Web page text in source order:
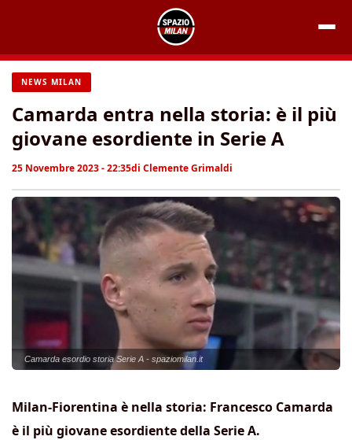
contenuto
NEWS MILAN
Camarda entra nella storia: è il più
giovane esordiente in Serie A
25 Novembre 2023 - 22:35di Clemente Grimaldi
Camarda esordio storia Serie A - spaziomilan.it
Milan-Fiorentina è nella storia: Francesco Camarda
è il più giovane esordiente della Serie A.